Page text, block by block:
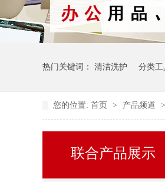
热门关键词： 清洁洗护 分类工
您的位置: 首页 > 产品频道 >
联合产品展示